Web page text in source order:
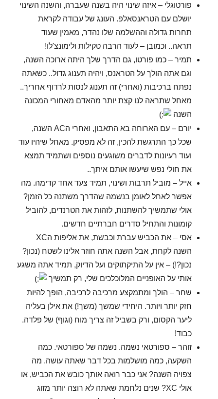
פורטוגלי – איזה שינוי היה בשנה שעברה, והשנה השינוי
יושלם עם הטראנסאלפ. העונג של עבודה לקראת
תחרות גדולה וההשלמה שלו נהדר, מאמין שעוד
תראה.. וכמובן – לעוד הרבה טקילות ולימונצ'לו!
תמיר – כמו פורטו, גם הדרך שלך היתה ארוכה השנה,
וגם אתה הולך על הטראנס, ויהיה תענוג גדול.. כשאתה
נפתח ברכיבות (ואחרי) זה תענוג לנסות לרדוף אחריך..
מאחל שתראה לנו קצת יותר מהאדם מאחורי המכונה
השנה
יורם – עם הארוחה בא התאבון, ואחרי הAC השנה,
שכל כך התרגשת להכין, זה לא מפסיק. מאחל שיהיו עוד
ועוד רעיונות לדברים משוגעים נוספים ושתמיד תמצא
את חולי נפש שיעשו אותם איתך..
אייל – מוביל תרבות ושינוי, תמיד צעד אחד קדימה. מה
אפשר לאחל לאומן בנשמה שהדרך משתנה כל הזמן?
אולי שתמשיך להשתנות, לזהות את הטרנדים, להוביל
קומונות והתחיל סדרים חברתיים חדשים.
אסי – את הכביש עברת וכבשת, את אליפות הXC
השנה לקחת, אבל השנה אתה חוזר אלינו לשטח (נכון?
נכון?!) – אין על התיקתוקים ועל הדיוק, תמיד אתה משגע
אותי על האופניים המלוכלכים שלי, רק תמשיך
שחר – הולך ומתמקצע מרכיבה לרכיבה, הופך להיות
חזק יותר ויותר. היחידי שמשך (משך!) את אילן בעליה
ליער הקסום, ורק בשביל זה צריך מוח (וגוף) של פלדה.
כבוד!
זוהר – ספורטאי נשמה. נשמה של ספורטאי. כמה
השקעה, כמה מושלמות בכל דבר שאתה עושה. מה
צפויה השנה? אני כבר רואה אותך כובש את הכביש, או
אולי XC? שנים נלחמת שאתה לא רוצה יותר מזוג